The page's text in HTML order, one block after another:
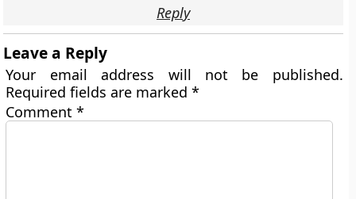
Reply
Leave a Reply
Your email address will not be published.
Required fields are marked*
Comment*